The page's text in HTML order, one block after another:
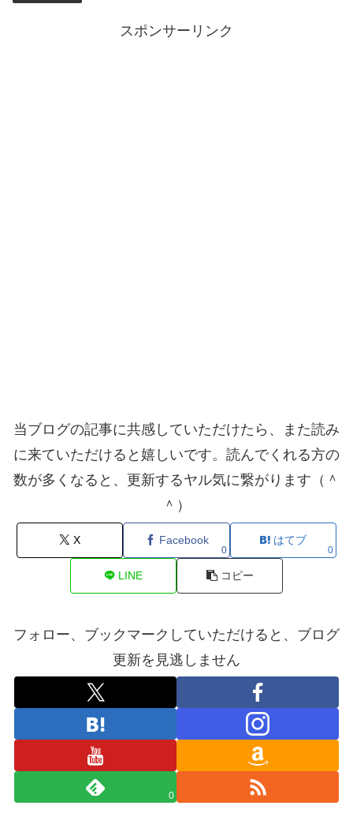
スポンサーリンク
当ブログの記事に共感していただけたら、また読み
に来ていただけると嬉しいです。読んでくれる方の
数が多くなると、更新するヤル気に繋がります（＾
＾）
X Facebook
0
はてブ
0
LINE コピー
フォロー、ブックマークしていただけると、ブログ
更新を見逃しません
0